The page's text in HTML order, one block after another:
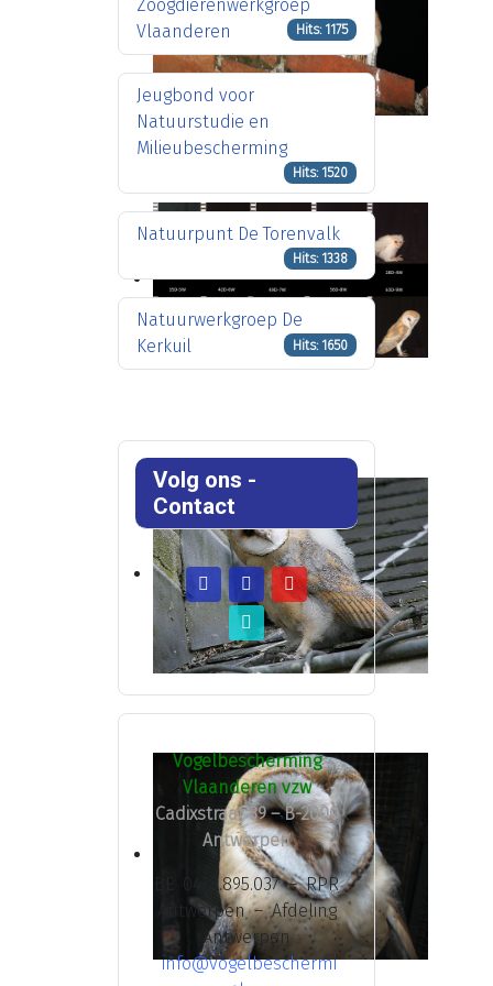
Zoogdierenwerkgroep
Vlaanderen
Hits: 1175
Jeugbond voor
Natuurstudie en
Milieubescherming
Hits: 1520
Natuurpunt De Torenvalk
Hits: 1338
Natuurwerkgroep De
Kerkuil
Hits: 1650
Volg ons -
Contact
Vogelbescherming
Vlaanderen vzw
Cadixstraat 39 – B-2000
Antwerpen
BE 0478.895.037 – RPR
Antwerpen – Afdeling
Antwerpen
info@vogelbeschermi